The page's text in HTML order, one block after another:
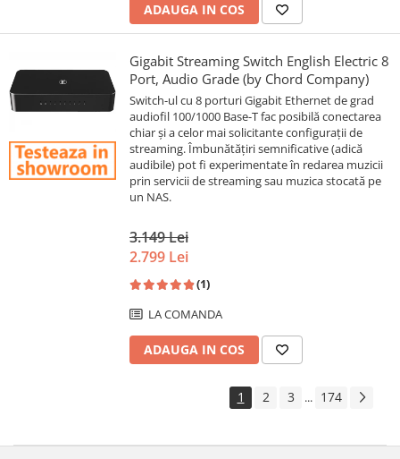
ADAUGA IN COS
Gigabit Streaming Switch English Electric 8
Port, Audio Grade (by Chord Company)
Switch-ul cu 8 porturi Gigabit Ethernet de grad
audiofil 100/1000 Base-T fac posibilă conectarea
chiar și a celor mai solicitante configurații de
streaming. Îmbunătățiri semnificative (adică
audibile) pot fi experimentate în redarea muzicii
prin servicii de streaming sau muzica stocată pe
un NAS.
3.149 Lei
2.799 Lei
(1)
LA COMANDA
ADAUGA IN COS
1 2 3 ... 174